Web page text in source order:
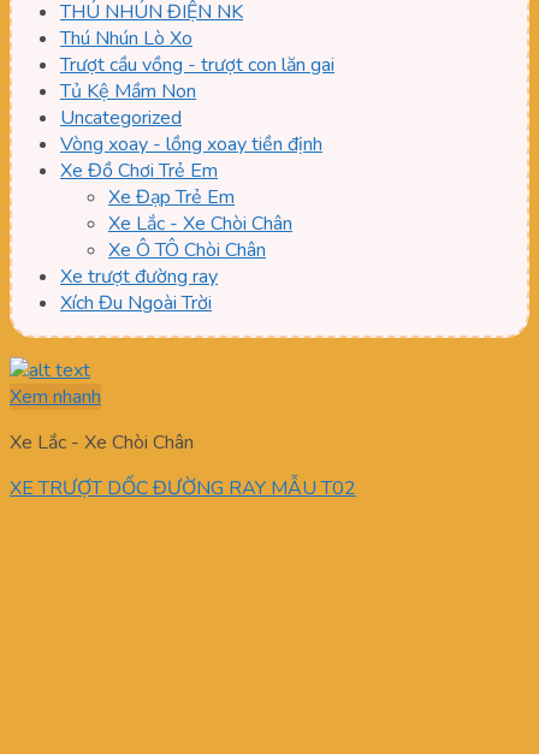
THÚ NHÚN ĐIỆN NK
Thú Nhún Lò Xo
Trượt cầu vồng - trượt con lăn gai
Tủ Kệ Mầm Non
Uncategorized
Vòng xoay - lồng xoay tiền định
Xe Đồ Chơi Trẻ Em
Xe Đạp Trẻ Em
Xe Lắc - Xe Chòi Chân
Xe Ô TÔ Chòi Chân
Xe trượt đường ray
Xích Đu Ngoài Trời
Xem nhanh
Xe Lắc - Xe Chòi Chân
XE TRƯỢT DỐC ĐƯỜNG RAY MẪU T02